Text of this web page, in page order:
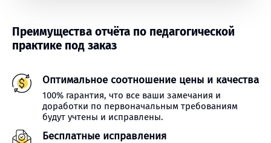
Преимущества отчёта по педагогической
практике под заказ
Оптимальное соотношение цены и качества
100% гарантия, что все ваши замечания и
доработки по первоначальным требованиям
будут учтены и исправлены.
Бесплатные исправления